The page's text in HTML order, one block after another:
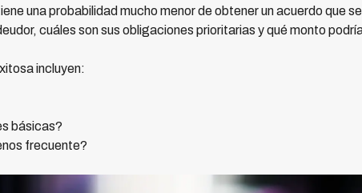
una probabilidad mucho menor de obtener un acuerdo que se
cuáles son sus obligaciones prioritarias y qué monto
incluyen:
básicas?
frecuente?